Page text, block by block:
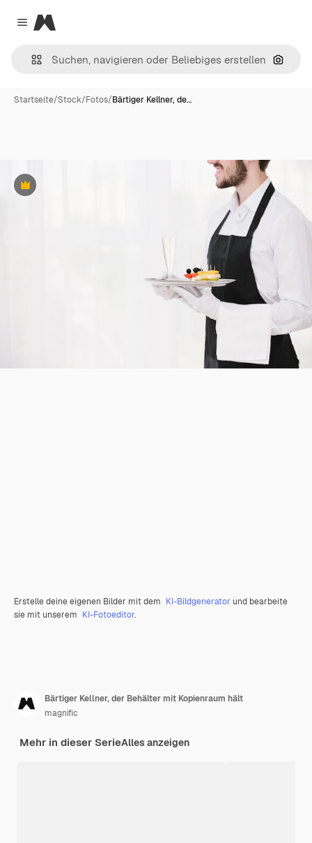
Close menu
Magnific
Nach
Startseite/Stock/Fotos/Bärtiger Kellner, de…
Premium
Erstelle deine eigenen Bilder mit dem KI-Bildgenerator und bearbeite
sie mit unserem KI-Fotoeditor.
Bärtiger Kellner, der Behälter mit Kopienraum hält
magnific
Mehr in dieser SerieAlles anzeigen